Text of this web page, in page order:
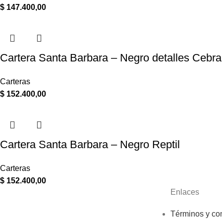
$ 147.400,00
Cartera Santa Barbara – Negro detalles Cebra
Carteras
$ 152.400,00
Cartera Santa Barbara – Negro Reptil
Carteras
$ 152.400,00
Enlaces
Términos y